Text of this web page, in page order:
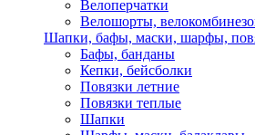
Велоперчатки
Велошорты,
Шапки, бафы, маски, шарфы,
Бафы, банданы
Кепки, бейсболки
Повязки летние
Повязки теплые
Шапки